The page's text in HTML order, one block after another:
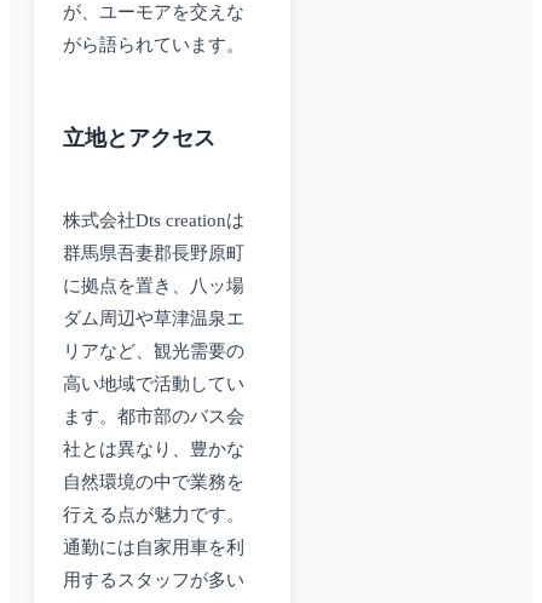
が、ユーモアを交えな
がら語られています。
立地とアクセス
株式会社Dts creationは
群馬県吾妻郡長野原町
に拠点を置き、八ッ場
ダム周辺や草津温泉エ
リアなど、観光需要の
高い地域で活動してい
ます。都市部のバス会
社とは異なり、豊かな
自然環境の中で業務を
行える点が魅力です。
通勤には自家用車を利
用するスタッフが多い